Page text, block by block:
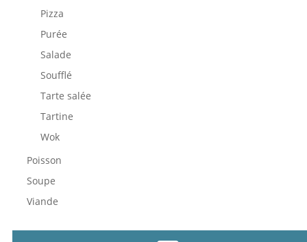
Pizza
Purée
Salade
Soufflé
Tarte salée
Tartine
Wok
Poisson
Soupe
Viande